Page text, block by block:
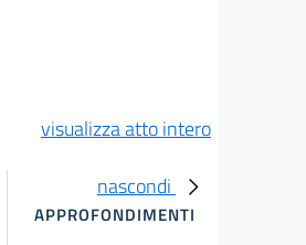
visualizza atto intero
nascondi
APPROFONDIMENTI